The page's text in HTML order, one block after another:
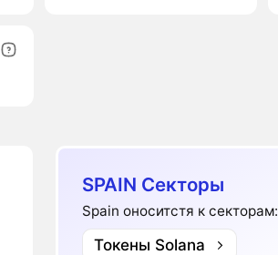
SPAIN Секторы
Spain оноситстя к секторам:
Токены Solana